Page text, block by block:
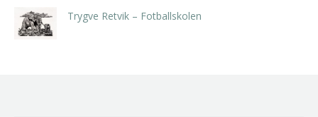
Trygve Retvik – Fotballskolen